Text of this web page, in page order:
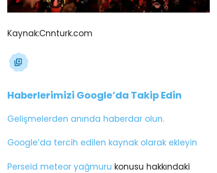
Kaynak:Cnnturk.com
Haberlerimizi Google’da Takip Edin
Gelişmelerden anında haberdar olun.
Google’da tercih edilen kaynak olarak ekleyin
Perseid meteor yağmuru konusu hakkındaki